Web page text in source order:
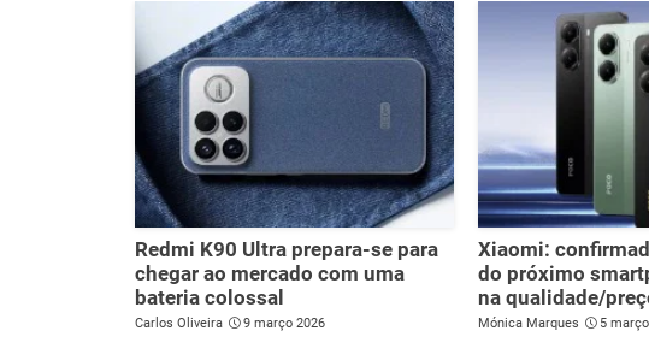
Redmi K90 Ultra prepara-se para
chegar ao mercado com uma
bateria colossal
Carlos Oliveira 9 março 2026
Xiaomi:
do próximo
na qualidade/
Mónica Marques 5